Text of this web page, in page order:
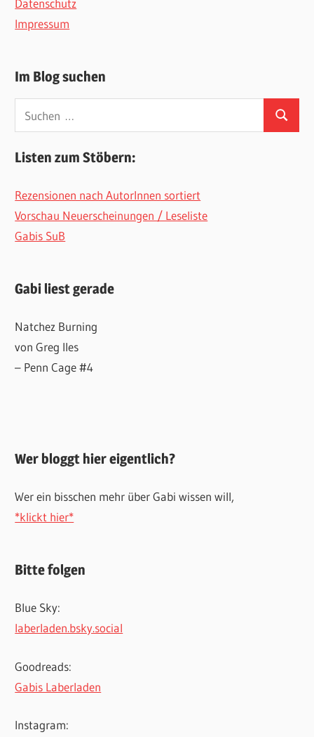
Datenschutz
Impressum
Im Blog suchen
nach:
Suchen
Listen zum Stöbern:
Rezensionen nach AutorInnen sortiert
Vorschau Neuerscheinungen / Leseliste
Gabis SuB
Gabi liest gerade
Natchez Burning
von Greg Iles
– Penn Cage #4
Wer bloggt hier eigentlich?
Wer ein bisschen mehr über Gabi wissen will,
*klickt hier*
Bitte folgen
Blue Sky:
laberladen.bsky.social
Goodreads:
Gabis Laberladen
Instagram: